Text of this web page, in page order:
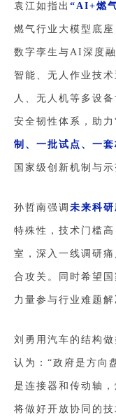
袁江如指出 “AI+燃
燃气行业大模型底
数字孪生与AI深度
智能、无人作业技
人、无人机等多设
安全韧性体系，助
制、一批试点、一
国家级创新机制与
孙哲南强调 未来科
特殊性，技术门槛
室，深入一线调研
合攻关。同时希望
力量参与行业难题解
刘勇用汽车的结构
认为：“政府是方向
是连接器和传动轴
将做好开放协同的技